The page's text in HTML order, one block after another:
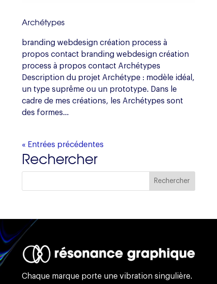
Archétypes
branding webdesign création process à
propos contact branding webdesign création
process à propos contact Archétypes
Description du projet Archétype : modèle idéal,
un type suprême ou un prototype. Dans le
cadre de mes créations, les Archétypes sont
des formes...
« Entrées précédentes
Rechercher
Chaque marque porte une vibration singulière.